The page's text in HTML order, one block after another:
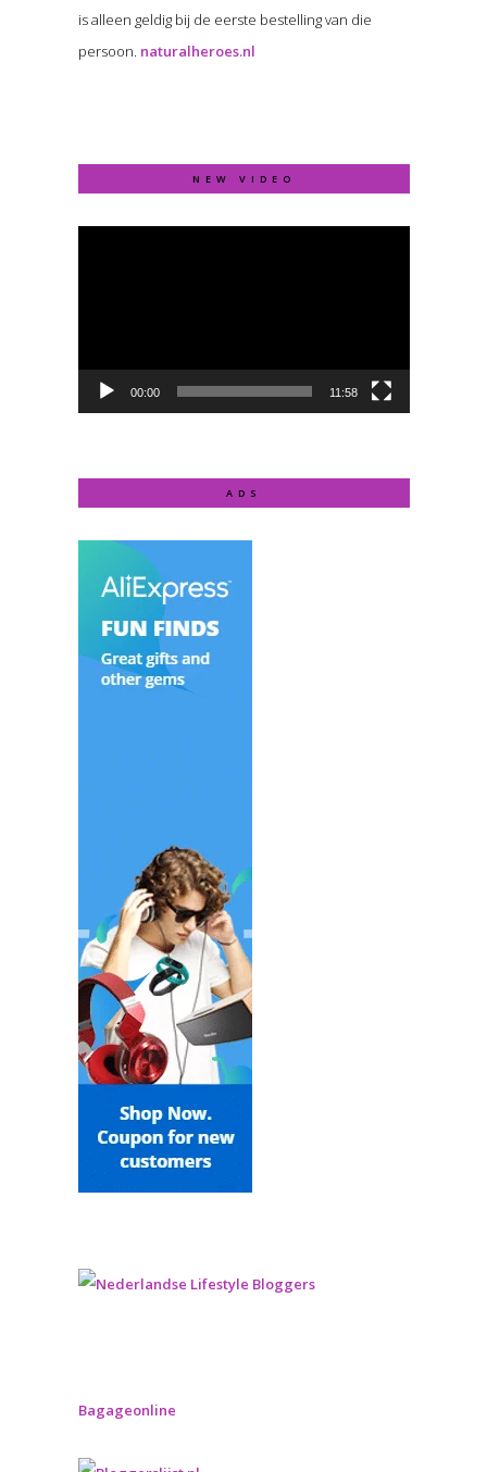
is alleen geldig bij de eerste bestelling van die
persoon. naturalheroes.nl
NEW VIDEO
Video
00:00 11:58
ADS
Bagageonline